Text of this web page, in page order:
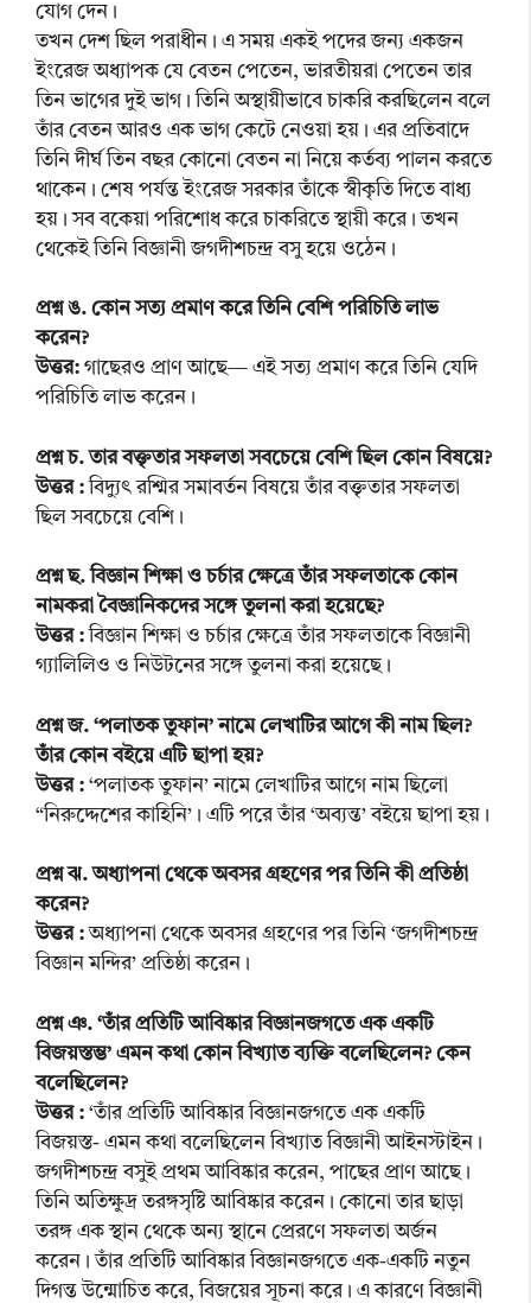
যোগ দেন।
তখন দেশ ছিল পরাধীন। এ সময় একই পদের জন্য একজন
ইংরেজ অধ্যাপক যে বেতন পেতেন, ভারতীয়রা পেতেন তার
তিন ভাগের দুই ভাগ। তিনি অস্থায়ীভাবে চাকরি করছিলেন বলে
তাঁর বেতন আরও এক ভাগ কেটে নেওয়া হয়। এর প্রতিবাদে
তিনি দীর্ঘ তিন বছর কোনো বেতন না নিয়ে কর্তব্য পালন করতে
থাকেন। শেষ পর্যন্ত ইংরেজ সরকার তাঁকে স্বীকৃতি দিতে বাধ্য
হয়। সব বকেয়া পরিশোধ করে চাকরিতে স্থায়ী করে। তখন
থেকেই তিনি বিজ্ঞানী জগদীশচন্দ্র বসু হয়ে ওঠেন।
প্রশ্ন ঙ. কোন সত্য প্রমাণ করে তিনি বেশি পরিচিতি লাভ
করেন?
উত্তর: গাছেরও প্রাণ আছে— এই সত্য প্রমাণ করে তিনি যেদি
পরিচিতি লাভ করেন।
প্রশ্ন চ. তার বক্তৃতার সফলতা সবচেয়ে বেশি ছিল কোন বিষয়ে?
উত্তর :বিদ্যুৎ রশ্মির সমাবর্তন বিষয়ে তাঁর বক্তৃতার সফলতা
ছিল সবচেয়ে বেশি।
প্রশ্ন ছ. বিজ্ঞান শিক্ষা ও চর্চার ক্ষেত্রে তাঁর সফলতাকে কোন
নামকরা বৈজ্ঞানিকদের সঙ্গে তুলনা করা হয়েছে?
উত্তর :বিজ্ঞান শিক্ষা ও চর্চার ক্ষেত্রে তাঁর সফলতাকে বিজ্ঞানী
গ্যালিলিও ও নিউটনের সঙ্গে তুলনা করা হয়েছে।
প্রশ্ন জ. ‘পলাতক তুফান’ নামে লেখাটির আগে কী নাম ছিল?
তাঁর কোন বইয়ে এটি ছাপা হয়?
উত্তর : ‘পলাতক তুফান’ নামে লেখাটির আগে নাম ছিলো
“নিরুদ্দেশের কাহিনি’। এটি পরে তাঁর ‘অব্যন্ত’ বইয়ে ছাপা হয়।
প্রশ্ন ঝ. অধ্যাপনা থেকে অবসর গ্রহণের পর তিনি কী প্রতিষ্ঠা
করেন?
উত্তর :অধ্যাপনা থেকে অবসর গ্রহণের পর তিনি ‘জগদীশচন্দ্র
বিজ্ঞান মন্দির’ প্রতিষ্ঠা করেন।
প্রশ্ন ঞ. ‘তাঁর প্রতিটি আবিষ্কার বিজ্ঞানজগতে এক একটি
বিজয়স্তম্ভ’ এমন কথা কোন বিখ্যাত ব্যক্তি বলেছিলেন? কেন
বলেছিলেন?
উত্তর : ‘তাঁর প্রতিটি আবিষ্কার বিজ্ঞানজগতে এক একটি
বিজয়স্ত- এমন কথা বলেছিলেন বিখ্যাত বিজ্ঞানী আইনস্টাইন।
জগদীশচন্দ্র বসুই প্রথম আবিষ্কার করেন, পাছের প্রাণ আছে।
তিনি অতিক্ষুদ্র তরঙ্গসৃষ্টি আবিষ্কার করেন। কোনো তার ছাড়া
তরঙ্গ এক স্থান থেকে অন্য স্থানে প্রেরণে সফলতা অর্জন
করেন। তাঁর প্রতিটি আবিষ্কার বিজ্ঞানজগতে এক-একটি নতুন
দিগন্ত উন্মোচিত করে, বিজয়ের সূচনা করে। এ কারণে বিজ্ঞানী